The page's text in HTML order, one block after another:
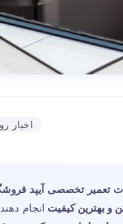
اخبار
تعمیر تخصصی آیپد
و بهترین کیفیت انجام